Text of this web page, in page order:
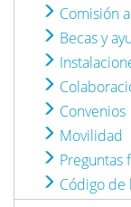
Comisión
Becas y
Convenios
Movilidad
Preguntas
Código